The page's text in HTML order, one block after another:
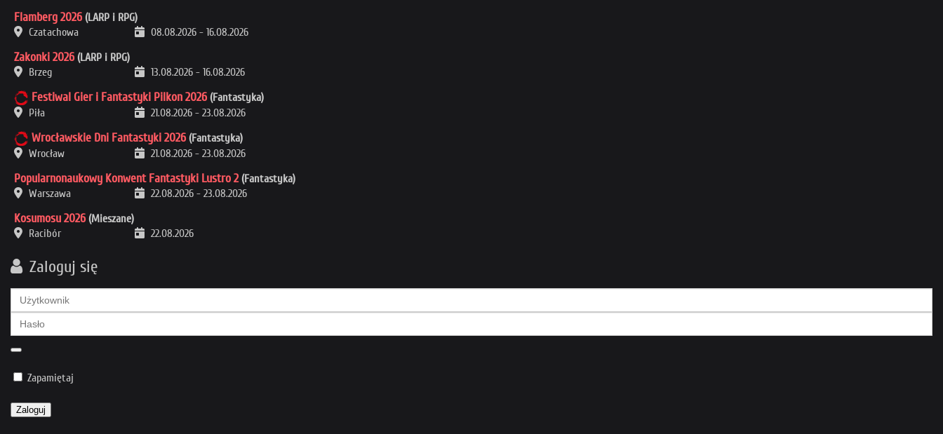
Flamberg 2026 (LARP i RPG)
Czatachowa
08.08.2026 - 16.08.2026
Zakonki 2026 (LARP i RPG)
Brzeg
13.08.2026 - 16.08.2026
Festiwal Gier i Fantastyki Pilkon 2026 (Fantastyka)
Piła
21.08.2026 - 23.08.2026
Wrocławskie Dni Fantastyki 2026 (Fantastyka)
Wrocław
21.08.2026 - 23.08.2026
Popularnonaukowy Konwent Fantastyki Lustro 2 (Fantastyka)
Warszawa
22.08.2026 - 23.08.2026
Kosumosu 2026 (Mieszane)
Racibór
22.08.2026
Zaloguj się
Zapamiętaj
Zaloguj